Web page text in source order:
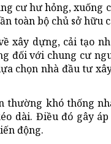
cư hư hỏng,
toàn bộ chủ sở hữu
xây dựng, cải tạo
đối với chung cư
chọn nhà đầu tư
thường khó thống
dài. Điều đó gây
động.